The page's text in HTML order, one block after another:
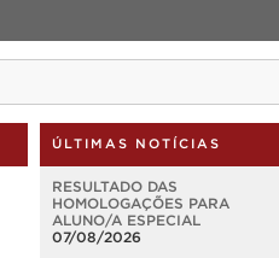
ÚLTIMAS NOTÍCIAS
RESULTADO DAS
HOMOLOGAÇÕES PARA
ALUNO/A ESPECIAL
07/08/2026